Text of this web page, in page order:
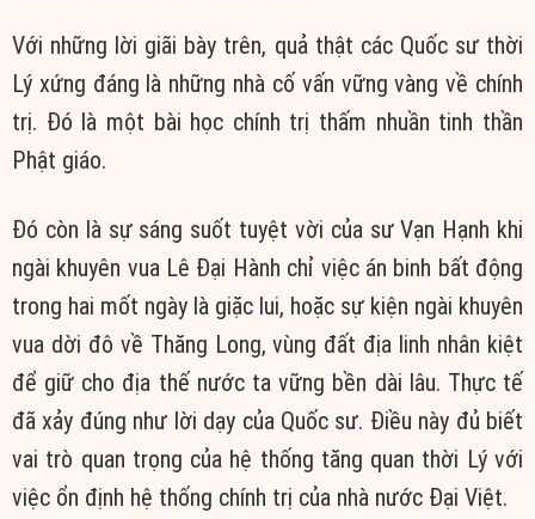
Với những lời giãi bày trên, quả thật các Quốc sư thời
Lý xứng đáng là những nhà cố vấn vững vàng về chính
trị. Đó là một bài học chính trị thấm nhuần tinh thần
Phật giáo.
Đó còn là sự sáng suốt tuyệt vời của sư Vạn Hạnh khi
ngài khuyên vua Lê Đại Hành chỉ việc án binh bất động
trong hai mốt ngày là giặc lui, hoặc sự kiện ngài khuyên
vua dời đô về Thăng Long, vùng đất địa linh nhân kiệt
để giữ cho địa thế nước ta vững bền dài lâu. Thực tế
đã xảy đúng như lời dạy của Quốc sư. Điều này đủ biết
vai trò quan trọng của hệ thống tăng quan thời Lý với
việc ổn định hệ thống chính trị của nhà nước Đại Việt.